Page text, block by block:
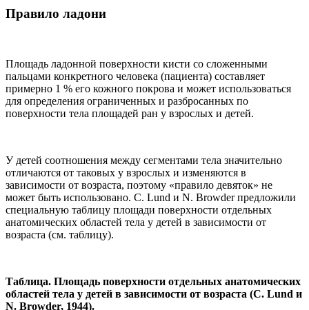
Правило ладони
Площадь ладонной поверхности кисти со сложенными
пальцами конкретного человека (пациента) составляет
примерно 1 % его кожного покрова и может использоваться
для определения ограниченных и разбросанных по
поверхности тела площадей ран у взрослых и детей.
У детей соотношения между сегментами тела значительно
отличаются от таковых у взрослых и изменяются в
зависимости от возраста, поэтому «правило девяток» не
может быть использовано. C. Lund и N. Browder предложили
специальную таблицу площади поверхности отдельных
анатомических областей тела у детей в зависимости от
возраста (см. таблицу).
Таблица. Площадь поверхности отдельных анатомических
областей тела у детей в зависимости от возраста (C. Lund и
N. Brоwder, 1944).